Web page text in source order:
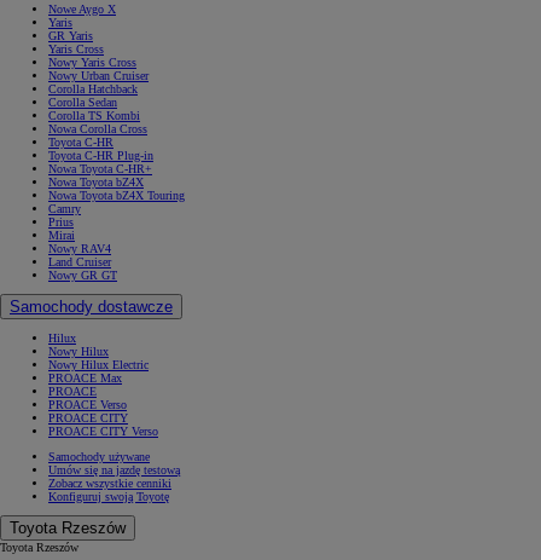
Nowe Aygo X
Yaris
GR Yaris
Yaris Cross
Nowy Yaris Cross
Nowy Urban Cruiser
Corolla Hatchback
Corolla Sedan
Corolla TS Kombi
Nowa Corolla Cross
Toyota C-HR
Toyota C-HR Plug-in
Nowa Toyota C-HR+
Nowa Toyota bZ4X
Nowa Toyota bZ4X Touring
Camry
Prius
Mirai
Nowy RAV4
Land Cruiser
Nowy GR GT
Samochody dostawcze
Hilux
Nowy Hilux
Nowy Hilux Electric
PROACE Max
PROACE
PROACE Verso
PROACE CITY
PROACE CITY Verso
Samochody używane
Umów się na jazdę testową
Zobacz wszystkie cenniki
Konfiguruj swoją Toyotę
Toyota Rzeszów
Toyota Rzeszów